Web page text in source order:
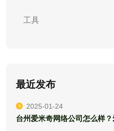
工具
最近发布
2025-01-24
台州爱米奇网络公司怎么样